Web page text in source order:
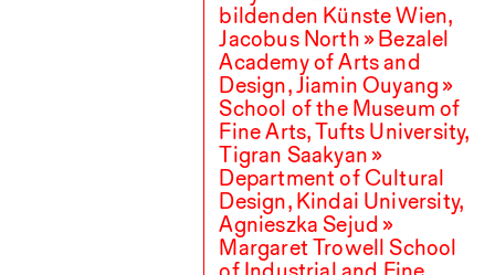
bildenden Künste Wien,
Jacobus North » Bezalel
Academy of Arts and
Design, Jiamin Ouyang »
School of the Museum of
Fine Arts, Tufts University,
Tigran Saakyan »
Department of Cultural
Design, Kindai University,
Agnieszka Sejud »
Margaret Trowell School